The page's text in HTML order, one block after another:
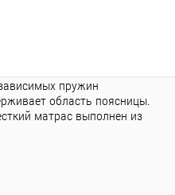
пружин
область поясницы.
матрас выполнен из